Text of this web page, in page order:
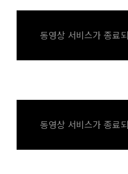
동영상 서비스가 종료
동영상 서비스가 종료